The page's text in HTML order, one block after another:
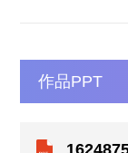
作品PPT